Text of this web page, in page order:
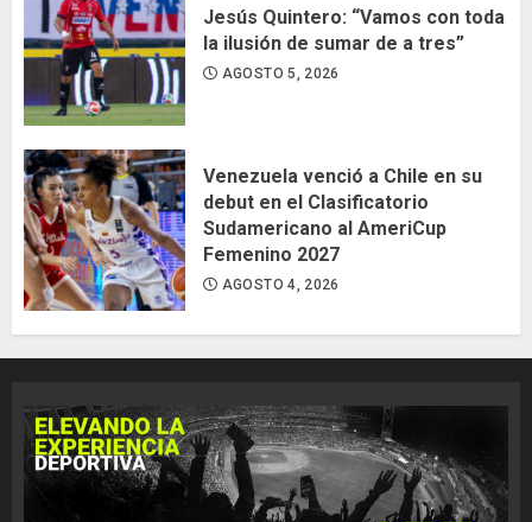
Jesús Quintero: “Vamos con toda
la ilusión de sumar de a tres”
AGOSTO 5, 2026
Venezuela venció a Chile en su
debut en el Clasificatorio
Sudamericano al AmeriCup
Femenino 2027
AGOSTO 4, 2026